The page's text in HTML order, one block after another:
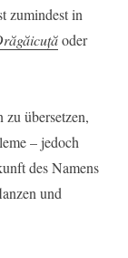
zumindest in
oder
übersetzen,
– jedoch
des Namens
und